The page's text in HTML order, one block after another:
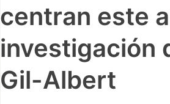
centran este
investigación
Gil-Albert